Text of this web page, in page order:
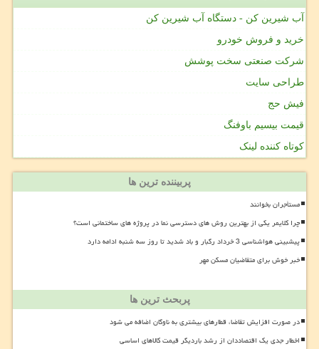
آب شیرین کن - دستگاه آب شیرین کن
خرید و فروش خودرو
شرکت صنعتی سخت پوشش
طراحی سایت
فیش حج
قیمت بیسیم باوفنگ
کوتاه کننده لینک
پربیننده ترین ها
مستأجران بخوانند
چرا کلایمر یکی از بهترین روش های دسترسی نما در پروژه های ساختمانی است؟
پیشبینی هواشناسی 3 خرداد رگبار و باد شدید تا روز سه شنبه ادامه دارد
خبر خوش برای متقاضیان مسکن مهر
پربحث ترین ها
در صورت افزایش تقاضا، قطارهای بیشتری به ناوگان اضافه می شود
اخطار جدی یک اقتصاددان از رشد باردیگر قیمت کالاهای اساسی